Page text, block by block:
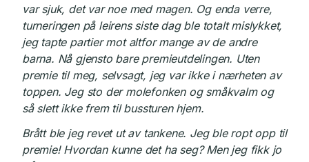
var sjuk, det var noe med magen. Og enda verre,
turneringen på leirens siste dag ble totalt mislykket,
jeg tapte partier mot altfor mange av de andre
barna. Nå gjensto bare premieutdelingen. Uten
premie til meg, selvsagt, jeg var ikke i nærheten av
toppen. Jeg sto der molefonken og småkvalm og
så slett ikke frem til bussturen hjem.
Brått ble jeg revet ut av tankene. Jeg ble ropt opp til
premie! Hvordan kunne det ha seg? Men jeg fikk jo